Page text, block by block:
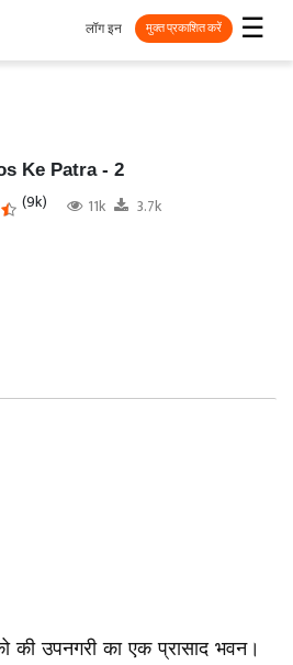
☰
लॉग इन मुक्त प्रकाशित करें
Ke Patra - 2
(9k) 11k 3.7k
की उपनगरी का एक प्रासाद भवन।